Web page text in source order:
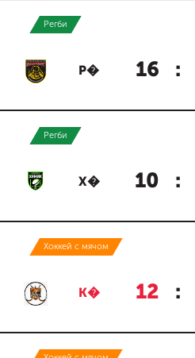
Регби
Р� 16 :
Регби
Х� 10 :
Хоккей с мячом
К� 12 :